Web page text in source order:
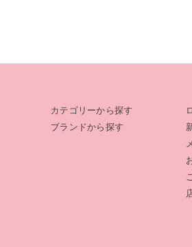
カテゴリーから探す
ブランドから探す